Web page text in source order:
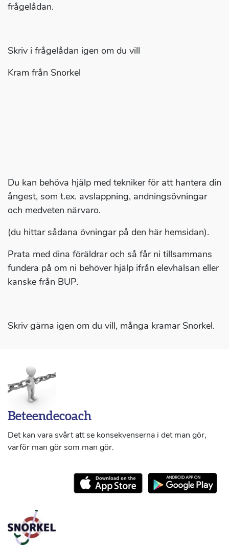
frågelådan.
Skriv i frågelådan igen om du vill
Kram från Snorkel
Du kan behöva hjälp med tekniker för att hantera din
ångest, som t.ex. avslappning, andningsövningar
och medveten närvaro.
(du hittar sådana övningar på den här hemsidan).
Prata med dina föräldrar och så får ni tillsammans
fundera på om ni behöver hjälp ifrån elevhälsan eller
kanske från BUP.
Skriv gärna igen om du vill, många kramar Snorkel.
Beteendecoach
Det kan vara svårt att se konsekvenserna i det man gör,
varför man gör som man gör.